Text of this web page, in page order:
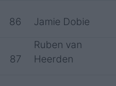
86 Jamie Dobie
87
Ruben van
Heerden